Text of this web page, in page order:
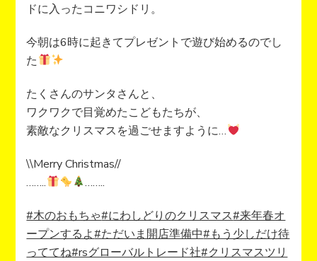
ドに入ったコニワシドリ。
今朝は6時に起きてプレゼントで遊び始めるのでし
た
たくさんのサンタさんと、
ワクワクで目覚めたこどもたちが、
素敵なクリスマスを過ごせますように…
\\Merry Christmas//
……..
……..
#木のおもちゃ#にわしどりのクリスマス#来年春オ
ープンするよ#ただいま開店準備中#もう少しだけ待
っててね#rsグローバルトレード社#クリスマスツリ